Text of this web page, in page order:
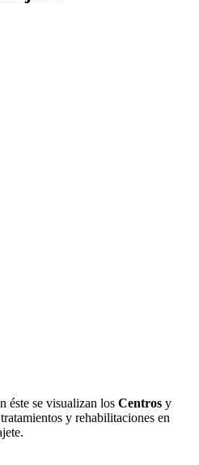
éste se visualizan los Centros y
y rehabilitaciones en